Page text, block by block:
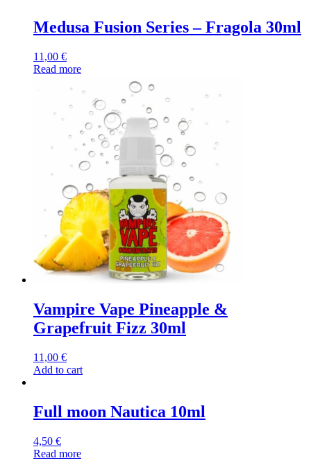
Medusa Fusion Series – Fragola 30ml
11,00 €
Read more
Vampire Vape Pineapple &
Grapefruit Fizz 30ml
11,00 €
Add to cart
Full moon Nautica 10ml
4,50 €
Read more